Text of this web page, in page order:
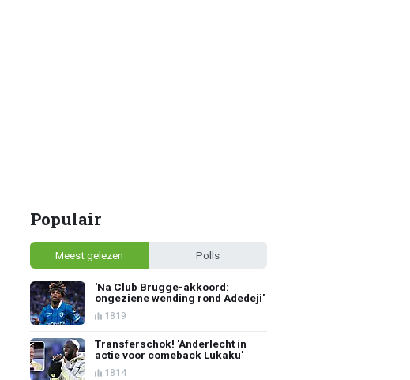
Populair
Meest gelezen Polls
'Na Club Brugge-akkoord:
ongeziene wending rond Adedeji'
1819
Transferschok! 'Anderlecht in
actie voor comeback Lukaku'
1814